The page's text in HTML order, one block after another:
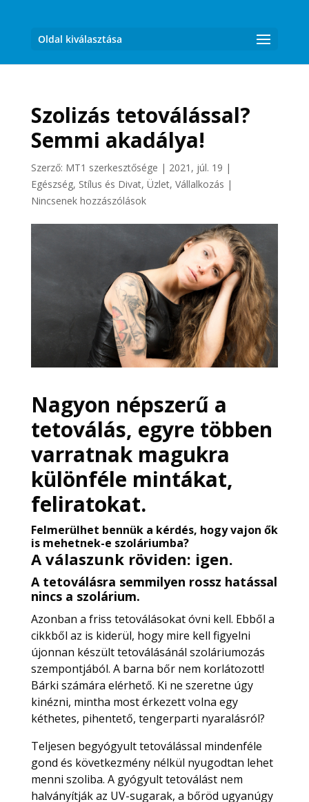
Oldal kiválasztása
Szolizás tetoválással?
Semmi akadálya!
Szerző: MT1 szerkesztősége | 2021, júl. 19 |
Egészség, Stílus és Divat, Üzlet, Vállalkozás |
Nincsenek hozzászólások
Nagyon népszerű a
tetoválás, egyre többen
varratnak magukra
különféle mintákat,
feliratokat.
Felmerülhet bennük a kérdés, hogy vajon ők
is mehetnek-e szoláriumba?
A válaszunk röviden: igen.
A tetoválásra semmilyen rossz hatással
nincs a szolárium.
Azonban a friss tetoválásokat óvni kell. Ebből a
cikkből az is kiderül, hogy mire kell figyelni
újonnan készült tetoválásánál szoláriumozás
szempontjából. A barna bőr nem korlátozott!
Bárki számára elérhető. Ki ne szeretne úgy
kinézni, mintha most érkezett volna egy
kéthetes, pihentető, tengerparti nyaralásról?
Teljesen begyógyult tetoválással mindenféle
gond és következmény nélkül nyugodtan lehet
menni szoliba. A gyógyult tetoválást nem
halványítják az UV-sugarak, a bőröd ugyanúgy